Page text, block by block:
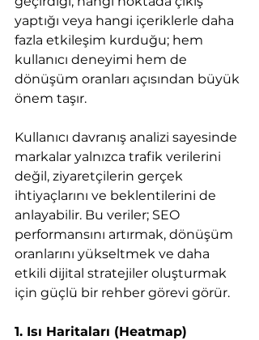
yaptığı veya hangi içeriklerle daha
fazla etkileşim kurduğu; hem
kullanıcı deneyimi hem de
dönüşüm oranları açısından büyük
önem taşır.
Kullanıcı davranış analizi sayesinde
markalar yalnızca trafik verilerini
değil, ziyaretçilerin gerçek
ihtiyaçlarını ve beklentilerini de
anlayabilir. Bu veriler; SEO
performansını artırmak, dönüşüm
oranlarını yükseltmek ve daha
etkili dijital stratejiler oluşturmak
için güçlü bir rehber görevi görür.
1. Isı Haritaları (Heatmap)